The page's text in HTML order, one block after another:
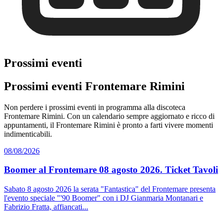
Prossimi eventi
Prossimi eventi Frontemare Rimini
Non perdere i prossimi eventi in programma alla discoteca
Frontemare Rimini. Con un calendario sempre aggiornato e ricco di
appuntamenti, il Frontemare Rimini è pronto a farti vivere momenti
indimenticabili.
08/08/2026
Boomer al Frontemare 08 agosto 2026. Ticket Tavoli
Sabato 8 agosto 2026 la serata "Fantastica" del Frontemare presenta
l'evento speciale "'90 Boomer" con i DJ Gianmaria Montanari e
Fabrizio Fratta, affiancati...